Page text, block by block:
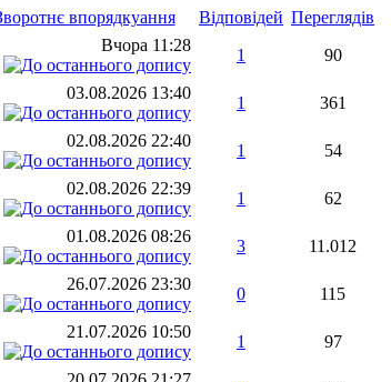
Відповідей Переглядів
Вчора 11:28
1
90
03.08.2026 13:40
1
361
02.08.2026 22:40
1
54
02.08.2026 22:39
1
62
01.08.2026 08:26
3
11.012
26.07.2026 23:30
0
115
21.07.2026 10:50
1
97